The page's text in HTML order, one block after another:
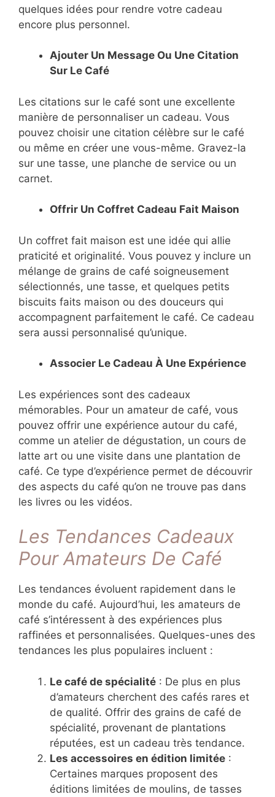
quelques idées pour rendre votre cadeau
encore plus personnel.
Ajouter Un Message Ou Une Citation
Sur Le Café
Les citations sur le café sont une excellente
manière de personnaliser un cadeau. Vous
pouvez choisir une citation célèbre sur le café
ou même en créer une vous-même. Gravez-la
sur une tasse, une planche de service ou un
carnet.
Offrir Un Coffret Cadeau Fait Maison
Un coffret fait maison est une idée qui allie
praticité et originalité. Vous pouvez y inclure un
mélange de grains de café soigneusement
sélectionnés, une tasse, et quelques petits
biscuits faits maison ou des douceurs qui
accompagnent parfaitement le café. Ce cadeau
sera aussi personnalisé qu’unique.
Associer Le Cadeau À Une Expérience
Les expériences sont des cadeaux
mémorables. Pour un amateur de café, vous
pouvez offrir une expérience autour du café,
comme un atelier de dégustation, un cours de
latte art ou une visite dans une plantation de
café. Ce type d’expérience permet de découvrir
des aspects du café qu’on ne trouve pas dans
les livres ou les vidéos.
Les Tendances Cadeaux
Pour Amateurs De Café
Les tendances évoluent rapidement dans le
monde du café. Aujourd’hui, les amateurs de
café s’intéressent à des expériences plus
raffinées et personnalisées. Quelques-unes des
tendances les plus populaires incluent :
Le café de spécialité : De plus en plus
d’amateurs cherchent des cafés rares et
de qualité. Offrir des grains de café de
spécialité, provenant de plantations
réputées, est un cadeau très tendance.
Les accessoires en édition limitée :
Certaines marques proposent des
éditions limitées de moulins, de tasses